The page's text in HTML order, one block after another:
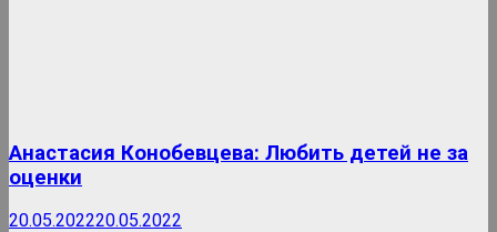
Анастасия Конобевцева: Любить детей не за
оценки
20.05.202220.05.2022